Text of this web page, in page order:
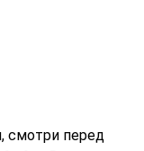
смотри перед